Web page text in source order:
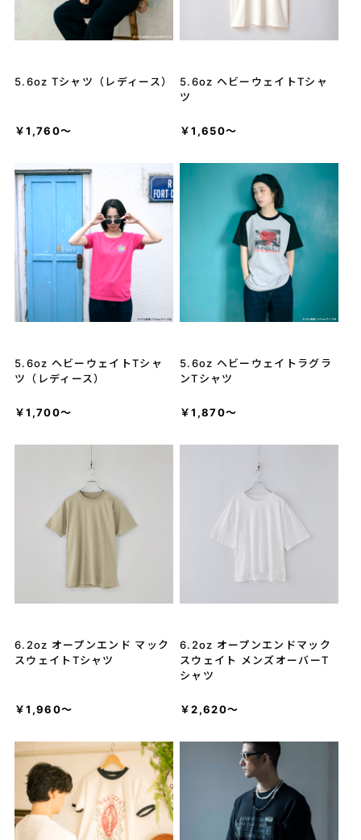
5.6oz Tシャツ（レディース）
￥1,760～
5.6oz ヘビーウェイトTシャ
ツ
￥1,650～
5.6oz ヘビーウェイトTシャ
ツ（レディース）
￥1,700～
5.6oz ヘビーウェイトラグラ
ンTシャツ
￥1,870～
6.2oz オープンエンド マック
スウェイトTシャツ
￥1,960～
6.2oz オープンエンドマック
スウェイト メンズオーバーT
シャツ
￥2,620～